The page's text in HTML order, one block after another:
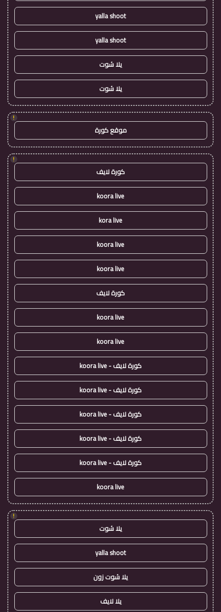
yalla shoot
yalla shoot
يلا شوت
يلا شوت
!
موقع كورة
!
كورة لايف
koora live
kora live
koora live
koora live
كورة لايف
koora live
koora live
كورة لايف - koora live
كورة لايف - koora live
كورة لايف - koora live
كورة لايف - koora live
كورة لايف - koora live
koora live
!
يلا شوت
yalla shoot
يلا شوت زون
يلا لايف